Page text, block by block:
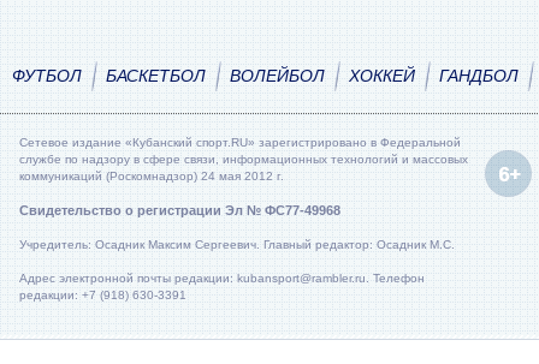
ФУТБОЛ БАСКЕТБОЛ ВОЛЕЙБОЛ ХОККЕЙ ГАНДБОЛ
Сетевое издание «Кубанский спорт.RU» зарегистрировано в Федеральной
службе по надзору в сфере связи, информационных технологий и массовых
коммуникаций (Роскомнадзор) 24 мая 2012 г.
Свидетельство о регистрации Эл № ФС77-49968
Учредитель: Осадник Максим Сергеевич. Главный редактор: Осадник М.С.
Адрес электронной почты редакции: kubansport@rambler.ru. Телефон
редакции: +7 (918) 630-3391